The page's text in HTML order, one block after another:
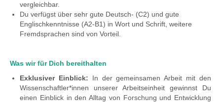
vergleichbar.
Du verfügst über sehr gute Deutsch- (C2) und gute
Englischkenntnisse (A2-B1) in Wort und Schrift, weitere
Fremdsprachen sind von Vorteil.
Was wir für Dich bereithalten
Exklusiver Einblick: In der gemeinsamen Arbeit mit den
Wissenschaftler*innen unserer Arbeitseinheit gewinnst Du
einen Einblick in den Alltag von Forschung und Entwicklung